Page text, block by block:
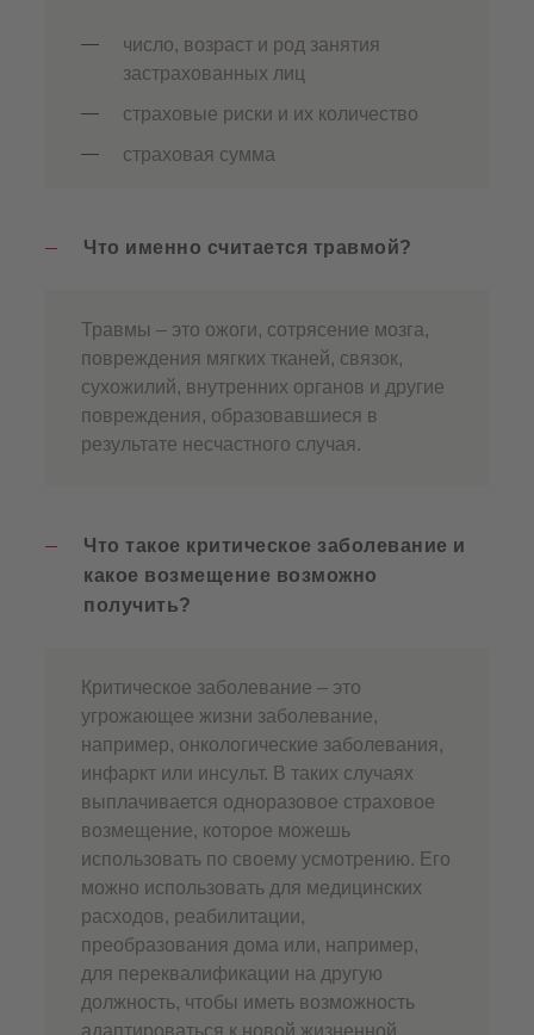
число, возраст и род занятия
застрахованных лиц
страховые риски и их количество
страховая сумма
Что именно считается травмой?
Травмы – это ожоги, сотрясение мозга,
повреждения мягких тканей, связок,
сухожилий, внутренних органов и другие
повреждения, образовавшиеся в
результате несчастного случая.
Что такое критическое заболевание и
какое возмещение возможно
получить?
Критическое заболевание – это
угрожающее жизни заболевание,
например, онкологические заболевания,
инфаркт или инсульт. В таких случаях
выплачивается одноразовое страховое
возмещение, которое можешь
использовать по своему усмотрению. Его
можно использовать для медицинских
расходов, реабилитации,
преобразования дома или, например,
для переквалификации на другую
должность, чтобы иметь возможность
адаптироваться к новой жизненной